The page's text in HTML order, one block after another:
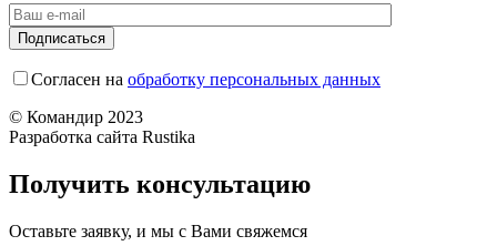
Согласен на обработку персональных данных
© Командир 2023
Разработка сайта Rustika
Получить консультацию
Оставьте заявку, и мы с Вами свяжемся